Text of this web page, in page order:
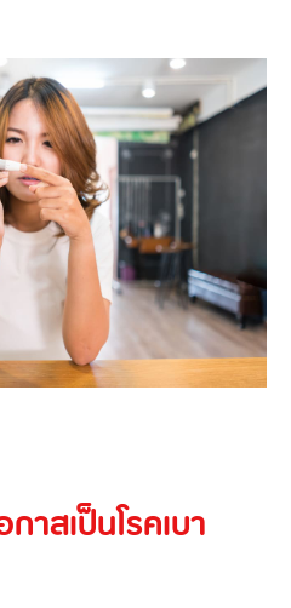
าสเป็นโรคเบา